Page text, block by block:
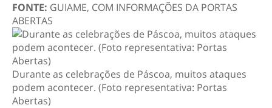
FONTE: GUIAME, COM INFORMAÇÕES DA PORTAS
ABERTAS
Durante as celebrações de Páscoa, muitos ataques
podem acontecer. (Foto representativa: Portas
Abertas)